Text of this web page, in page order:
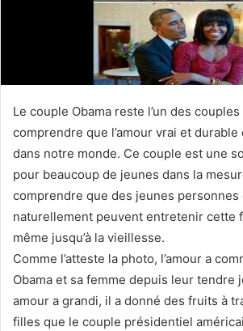
Le couple Obama reste l’un des
comprendre que l’amour vrai et
dans notre monde. Ce couple est une
pour beaucoup de jeunes dans la
comprendre que des jeunes personnes
naturellement peuvent entretenir cette
même jusqu’à la vieillesse.
Comme l’atteste la photo, l’amour a
Obama et sa femme depuis leur tendre
amour a grandi, il a donné des fruits à
filles que le couple présidentiel